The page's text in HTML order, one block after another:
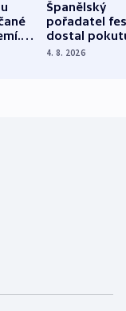
Španělský
pořadatel
dostal
nekalé
4. 8. 2026